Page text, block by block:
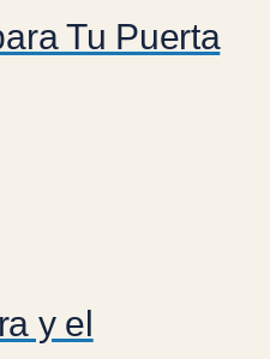
Tu Puerta
y el